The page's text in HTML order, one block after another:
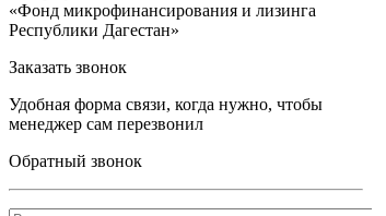
«Фонд микрофинансирования и лизинга
Республики Дагестан»
Заказать звонок
Удобная форма связи, когда нужно, чтобы
менеджер сам перезвонил
Обратный звонок